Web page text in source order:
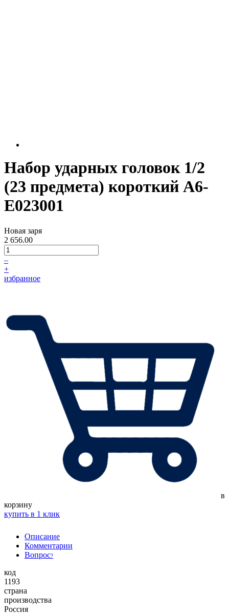
Набор ударных головок 1/2
(23 предмета) короткий A6-
E023001
Новая заря
2 656.00
–
+
избранное
в
корзину
купить в 1 клик
Описание
Комментарии
Вопрос?
код
1193
страна
производства
Россия